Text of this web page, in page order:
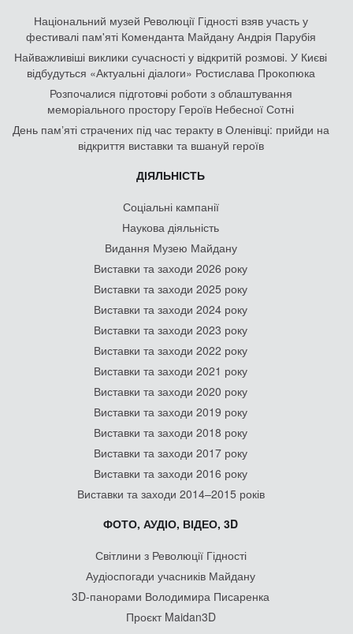
Національний музей Революції Гідності взяв участь у
фестивалі пам'яті Коменданта Майдану Андрія Парубія
Найважливіші виклики сучасності у відкритій розмові. У Києві
відбудуться «Актуальні діалоги» Ростислава Прокопюка
Розпочалися підготовчі роботи з облаштування
меморіального простору Героїв Небесної Сотні
День памʼяті страчених під час теракту в Оленівці: прийди на
відкриття виставки та вшануй героїв
ДІЯЛЬНІСТЬ
Соціальні кампанії
Наукова діяльність
Видання Музею Майдану
Виставки та заходи 2026 року
Виставки та заходи 2025 року
Виставки та заходи 2024 року
Виставки та заходи 2023 року
Виставки та заходи 2022 року
Виставки та заходи 2021 року
Виставки та заходи 2020 року
Виставки та заходи 2019 року
Виставки та заходи 2018 року
Виставки та заходи 2017 року
Виставки та заходи 2016 року
Виставки та заходи 2014–2015 років
ФОТО, АУДІО, ВІДЕО, 3D
Світлини з Революції Гідності
Аудіоспогади учасників Майдану
3D-панорами Володимира Писаренка
Проєкт Maidan3D